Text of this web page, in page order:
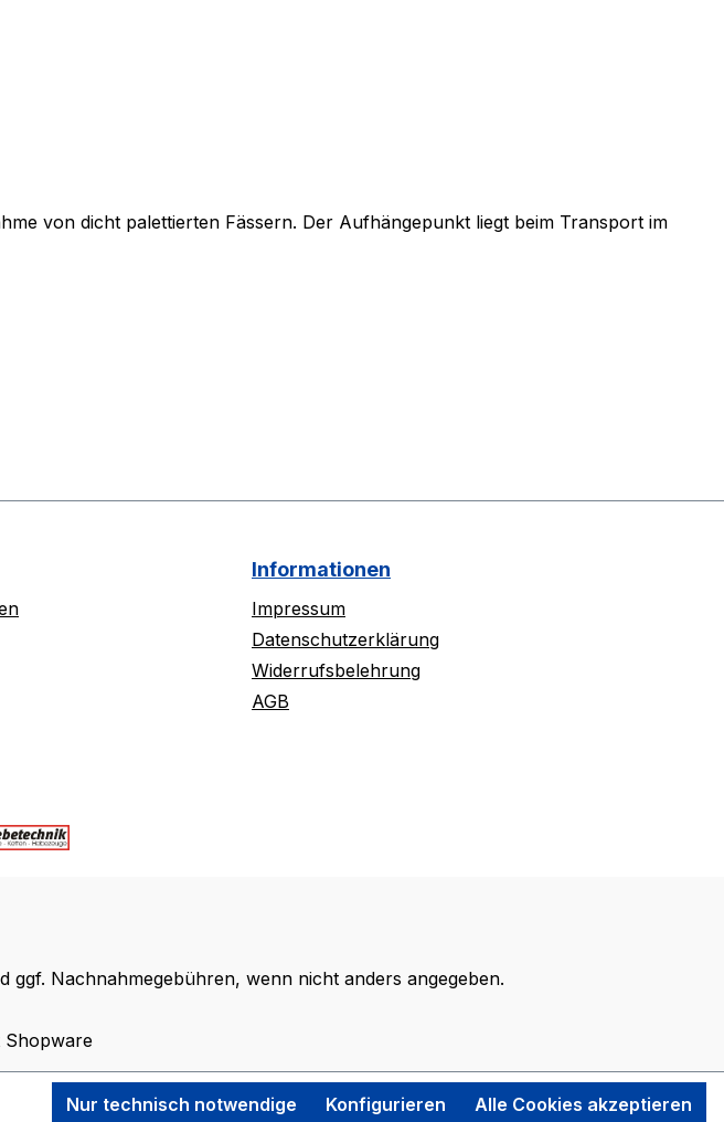
von dicht palettierten Fässern. Der Aufhängepunkt liegt beim Transport im
Informationen
Impressum
Datenschutzerklärung
Widerrufsbelehrung
AGB
ggf. Nachnahmegebühren, wenn nicht anders angegeben.
Shopware
Nur technisch notwendige Konfigurieren Alle Cookies akzeptieren